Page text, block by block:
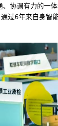
协调有力的一
过6年来自身智